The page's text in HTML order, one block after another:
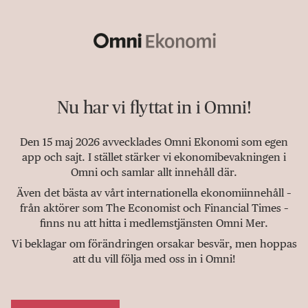
Nu har vi flyttat in i Omni!
Den 15 maj 2026 avvecklades Omni Ekonomi som egen
app och sajt. I stället stärker vi ekonomibevakningen i
Omni och samlar allt innehåll där.
Även det bästa av vårt internationella ekonomiinnehåll –
från aktörer som The Economist och Financial Times –
finns nu att hitta i medlemstjänsten Omni Mer.
Vi beklagar om förändringen orsakar besvär, men hoppas
att du vill följa med oss in i Omni!